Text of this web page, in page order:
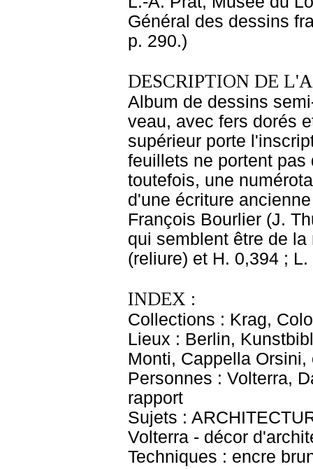
Général des dessins
p. 290.)
DESCRIPTION DE
Album de dessins
veau, avec fers dorés
supérieur porte
feuillets ne portent
toutefois, une
d'une écriture
François Bourlier (J.
qui semblent être de
(reliure) et H. 0,394 ;
INDEX :
Collections : Krag,
Lieux : Berlin,
Monti, Cappella
Personnes : Volterra,
rapport
Sujets :
Volterra - décor
Techniques : encre